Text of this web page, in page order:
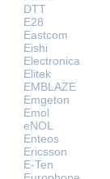
DTT
E28
Eastcom
Eishi
Electronica
Elitek
EMBLAZE
Emgeton
Emol
eNOL
Enteos
Ericsson
E-Ten